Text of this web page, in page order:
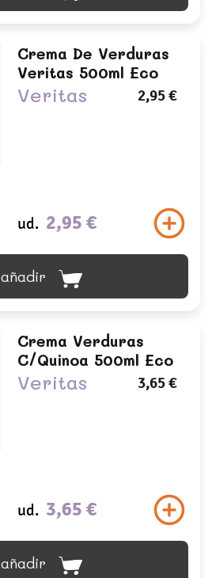
Crema De Verduras
Veritas 500ml Eco
Veritas 2,95 €
ud. 2,95 €
añadir
Crema Verduras
C/quinoa 500ml Eco
Veritas 3,65 €
ud. 3,65 €
añadir